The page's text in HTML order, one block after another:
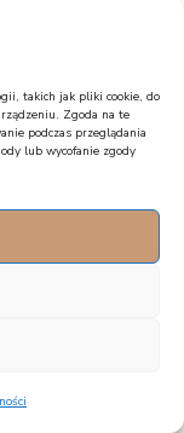
takich jak pliki cookie, do
Zgoda na te
podczas przeglądania
lub wycofanie zgody
na prezent dla